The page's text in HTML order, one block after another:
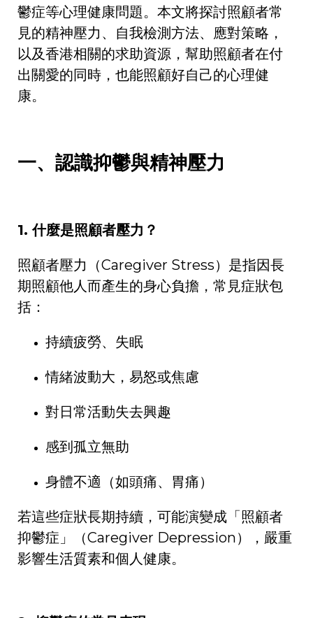
鬱症等心理健康問題。本文將探討照顧者常
見的精神壓力、自我檢測方法、應對策略，
以及香港相關的求助資源，幫助照顧者在付
出關愛的同時，也能照顧好自己的心理健
康。
一、認識抑鬱與精神壓力
1.什麼是照顧者壓力？
照顧者壓力（Caregiver Stress）是指因長
期照顧他人而產生的身心負擔，常見症狀包
括：
持續疲勞、失眠
情緒波動大，易怒或焦慮
對日常活動失去興趣
感到孤立無助
身體不適（如頭痛、胃痛）
若這些症狀長期持續，可能演變成「照顧者
抑鬱症」（Caregiver Depression），嚴重
影響生活質素和個人健康。